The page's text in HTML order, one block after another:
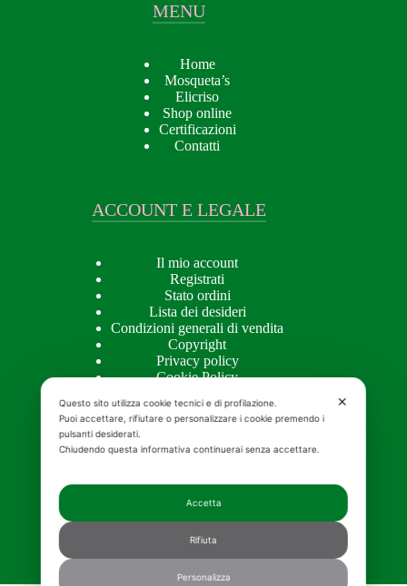
MENU
Home
Mosqueta’s
Elicriso
Shop online
Certificazioni
Contatti
ACCOUNT E LEGALE
Il mio account
Registrati
Stato ordini
Lista dei desideri
Condizioni generali di vendita
Copyright
Privacy policy
Cookie Policy
APPROFONDIMENTI
Creme naturali per il viso bio
Olio alla rosa mosqueta
Crema antirughe pelle grassa
Crema corpo idratante migliore
Contorno occhi bio
✕
Questo sito utilizza cookie tecnici e di profilazione.
Puoi accettare, rifiutare o personalizzare i cookie premendo i
pulsanti desiderati.
Chiudendo questa informativa continuerai senza accettare.
Accetta
Rifiuta
Personalizza